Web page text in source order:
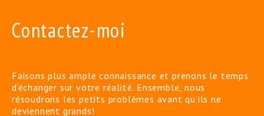
Contactez-moi
Faisons plus ample connaissance et prenons le temps
d’échanger sur votre réalité. Ensemble, nous
résoudrons les petits problèmes avant qu’ils ne
deviennent grands!